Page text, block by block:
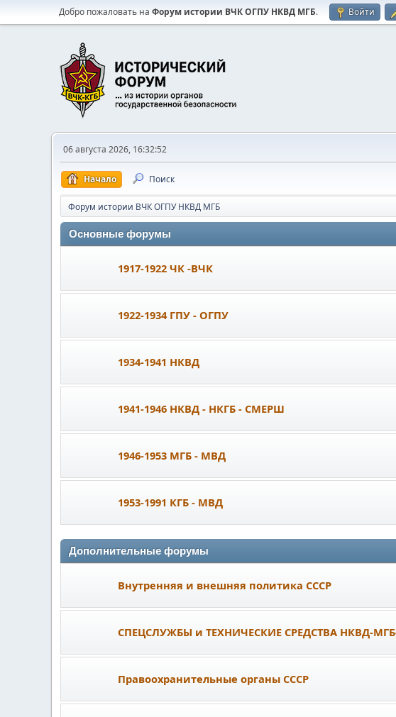
Добро пожаловать на Форум истории ВЧК ОГПУ НКВД МГБ. Войти
06 августа 2026, 16:32:52
Начало Поиск
Форум истории ВЧК ОГПУ НКВД МГБ
Основные форумы
1917-1922 ЧК -ВЧК
1922-1934 ГПУ - ОГПУ
1934-1941 НКВД
1941-1946 НКВД - НКГБ - СМЕРШ
1946-1953 МГБ - МВД
1953-1991 КГБ - МВД
Дополнительные форумы
Внутренняя и внешняя политика СССР
СПЕЦСЛУЖБЫ и ТЕХНИЧЕСКИЕ СРЕДСТВА НКВД-
Правоохранительные органы СССР